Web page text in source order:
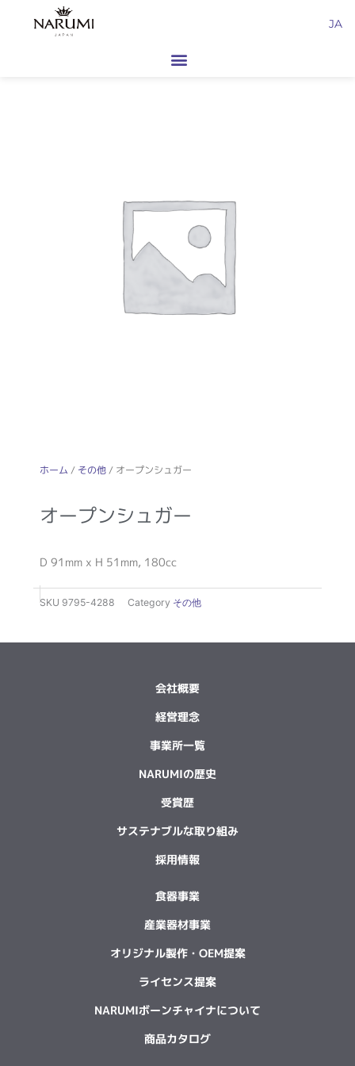
JA
ホーム / その他/ オープンシュガー
オープンシュガー
D 91mm x H 51mm, 180cc
SKU 9795-4288 Category その他
会社概要
経営理念
事業所一覧
NARUMIの歴史
受賞歴
サステナブルな取り組み
採用情報
食器事業
産業器材事業
オリジナル製作・OEM提案
ライセンス提案
NARUMIボーンチャイナについて
商品カタログ